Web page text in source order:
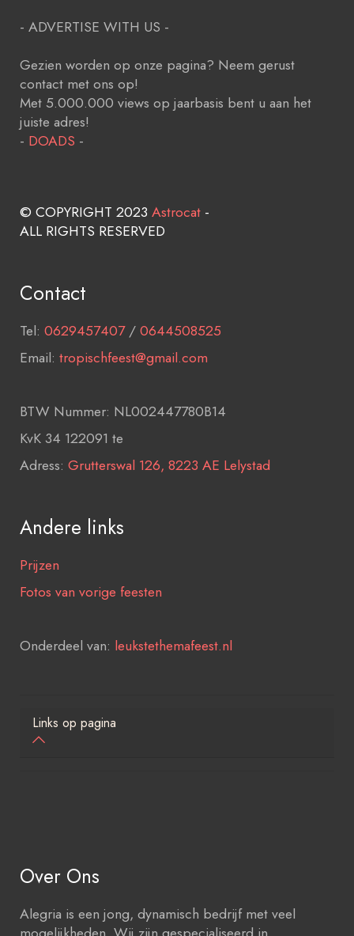
- ADVERTISE WITH US -
Gezien worden op onze pagina? Neem gerust
contact met ons op!
Met 5.000.000 views op jaarbasis bent u aan het
juiste adres!
- DOADS -
© COPYRIGHT 2023 Astrocat -
ALL RIGHTS RESERVED
Contact
Tel: 0629457407/0644508525
Email: tropischfeest@gmail.com
BTW Nummer: NL002447780B14
KvK 34 122091 te
Adress: Grutterswal 126, 8223 AE Lelystad
Andere links
Prijzen
Fotos van vorige feesten
Onderdeel van: leukstethemafeest.nl
Links op pagina
Over Ons
Alegria is een jong, dynamisch bedrijf met veel